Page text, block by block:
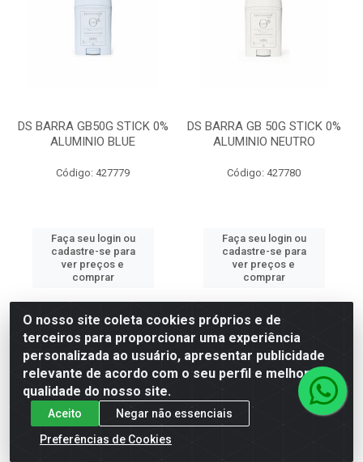
DS BARRA GB50G STICK 0%
ALUMINIO BLUE
Código: 427779
Faça seu login ou
cadastre-se para
ver preços e
comprar
DS BARRA GB 50G STICK 0%
ALUMINIO NEUTRO
Código: 427780
Faça seu login ou
cadastre-se para
ver preços e
comprar
O nosso site coleta cookies próprios e de
terceiros para proporcionar uma experiência
personalizada ao usuário, apresentar publicidade
relevante de acordo com o seu perfil e melhorar a
qualidade do nosso site.
Aceito
Negar não essenciais
Preferências de Cookies